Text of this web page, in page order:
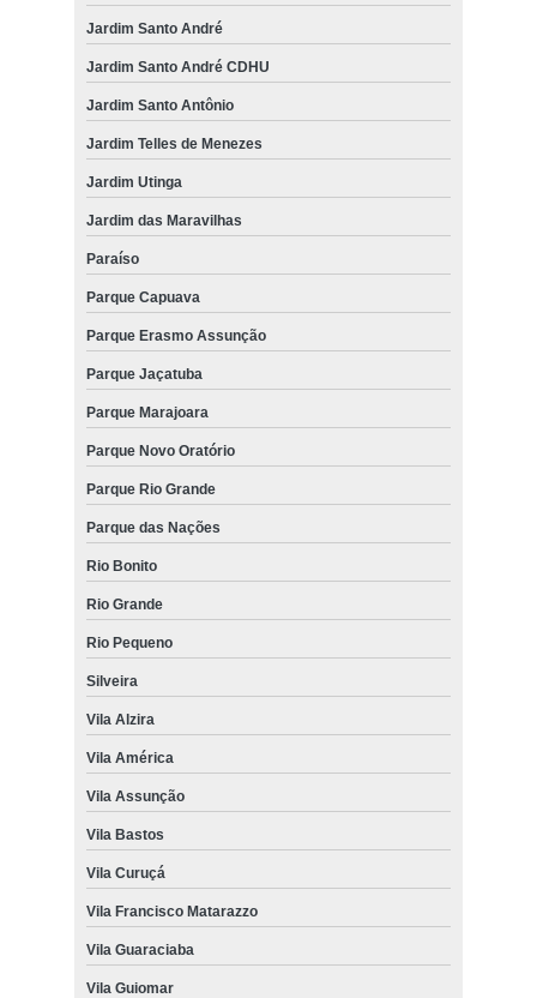
Jardim Santo André
Jardim Santo André CDHU
Jardim Santo Antônio
Jardim Telles de Menezes
Jardim Utinga
Jardim das Maravilhas
Paraíso
Parque Capuava
Parque Erasmo Assunção
Parque Jaçatuba
Parque Marajoara
Parque Novo Oratório
Parque Rio Grande
Parque das Nações
Rio Bonito
Rio Grande
Rio Pequeno
Silveira
Vila Alzira
Vila América
Vila Assunção
Vila Bastos
Vila Curuçá
Vila Francisco Matarazzo
Vila Guaraciaba
Vila Guiomar